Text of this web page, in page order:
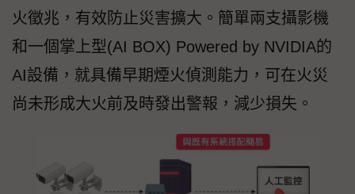
火徵兆，有效防止災害擴大。簡單兩支攝影機
和一個掌上型(AI BOX) Powered by NVIDIA的
AI設備，就具備早期煙火偵測能力，可在火災
尚未形成大火前及時發出警報，減少損失。